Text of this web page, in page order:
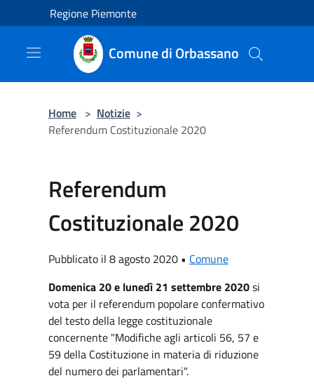
Salta al contenuto principale
Regione Piemonte
Comune di Orbassano
Home > Notizie >
Referendum Costituzionale 2020
Referendum
Costituzionale 2020
Pubblicato il 8 agosto 2020 • Comune
Domenica 20 e lunedì 21 settembre 2020si
vota per il referendum popolare confermativo
del testo della legge costituzionale
concernente "Modifiche agli articoli 56, 57 e
59 della Costituzione in materia di riduzione
del numero dei parlamentari".